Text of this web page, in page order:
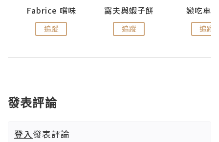
Fabrice 嚐味
追蹤
窩夫與蝦子餅
追蹤
戀吃車
追蹤
發表評論
登入發表評論